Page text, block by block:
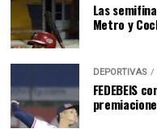
Las
Metro y
DEPORTIVAS
FEDEBEIS